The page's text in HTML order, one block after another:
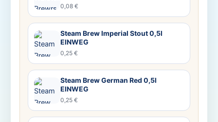
0,08 €
Steam Brew Imperial Stout 0,5l
EINWEG
0,25 €
Steam Brew German Red 0,5l
EINWEG
0,25 €